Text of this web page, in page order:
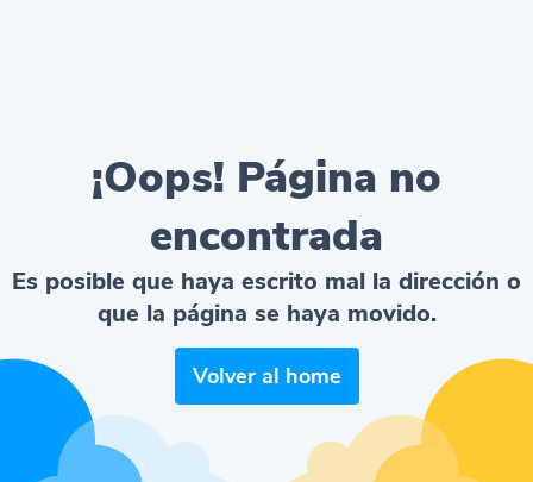
¡Oops! Página no
encontrada
Es posible que haya escrito mal la dirección o
que la página se haya movido.
Volver al home